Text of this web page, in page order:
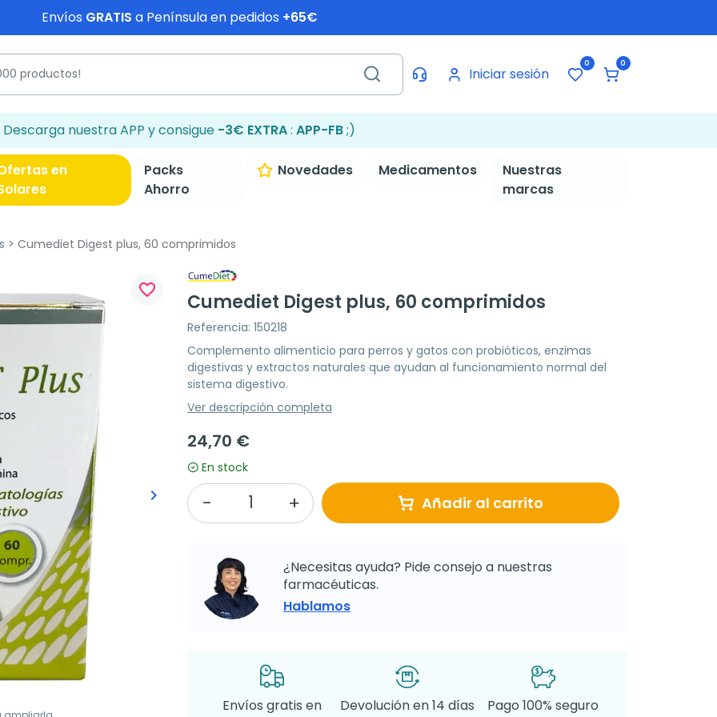
Envíos GRATIS a Península en pedidos +65€
Iniciar sesión
0 0
Descarga nuestra APP y consigue -3€ EXTRA: APP-FB;)
en
Packs
Ahorro
Novedades Medicamentos
Nuestras
marcas
Cumediet Digest plus, 60 comprimidos
Siguiente
keyboard_arrow_right
favorite_border
Cumediet Digest plus, 60 comprimidos
Referencia: 150218
Complemento alimenticio para perros y gatos con probióticos, enzimas
digestivas y extractos naturales que ayudan al funcionamiento normal del
sistema digestivo.
Ver descripción completa
24,70 €
En stock
Añadir al carrito
¿Necesitas ayuda? Pide consejo a nuestras
farmacéuticas.
Hablamos
Envíos gratis en
Devolución en 14 días
Pago 100% seguro